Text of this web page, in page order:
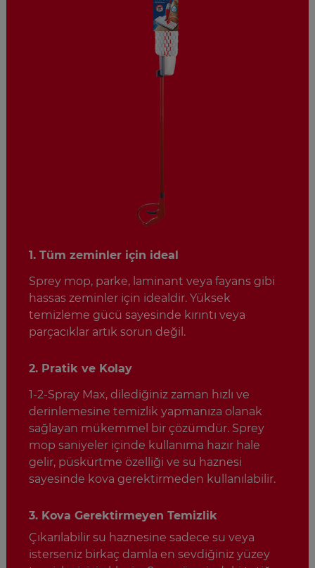
1. Tüm zeminler için ideal
Sprey mop, parke, laminant veya fayans gibi
hassas zeminler için idealdir. Yüksek
temizleme gücü sayesinde kırıntı veya
parçacıklar artık sorun değil.
2. Pratik ve Kolay
1-2-Spray Max, dilediğiniz zaman hızlı ve
derinlemesine temizlik yapmanıza olanak
sağlayan mükemmel bir çözümdür. Sprey
mop saniyeler içinde kullanıma hazır hale
gelir, püskürtme özelliği ve su haznesi
sayesinde kova gerektirmeden kullanılabilir.
3. Kova Gerektirmeyen Temizlik
Çıkarılabilir su haznesine sadece su veya
isterseniz birkaç damla en sevdiğiniz yüzey